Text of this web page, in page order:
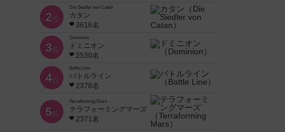
2位
Die Siedler von Catan
カタン
3616名
3位
Dominion
ドミニオン
2530名
4位
Battle Line
バトルライン
2378名
5位
Terraforming Mars
テラフォーミングマーズ
2371名